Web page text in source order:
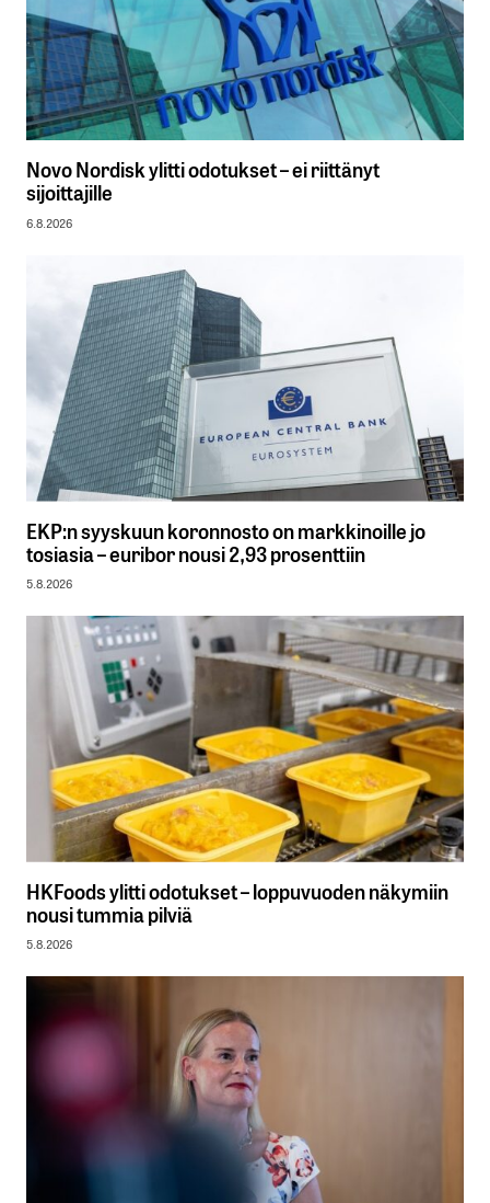
Novo Nordisk ylitti odotukset – ei riittänyt
sijoittajille
6.8.2026
EKP:n syyskuun koronnosto on markkinoille jo
tosiasia – euribor nousi 2,93 prosenttiin
5.8.2026
HKFoods ylitti odotukset – loppuvuoden näkymiin
nousi tummia pilviä
5.8.2026